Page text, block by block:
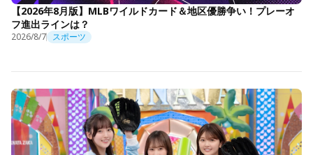
【2026年8月版】MLBワイルドカード＆地区優勝争い！プレーオ
フ進出ラインは？
2026/8/7 スポーツ